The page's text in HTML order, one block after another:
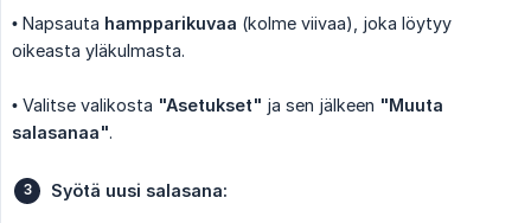
• Napsauta hampparikuvaa (kolme viivaa), joka löytyy
oikeasta yläkulmasta.
• Valitse valikosta "Asetukset" ja sen jälkeen "Muuta
salasanaa".
Syötä uusi salasana: